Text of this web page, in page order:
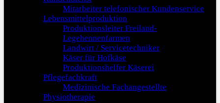
Mitarbeiter telefonischer Kundenservice
Lebensmittelproduktion
Produktionsleiter Freiland-
Legehennenfarmen
Landwirt / Servicetechniker
Käser für Hofkäse
Produktionshelfer Käserei
Pflegefachkraft
Medizinische Fachangestellte
Physiotherapie